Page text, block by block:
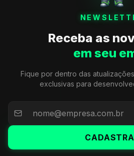
Receba as
em seu
Fique por dentro das
exclusivas para